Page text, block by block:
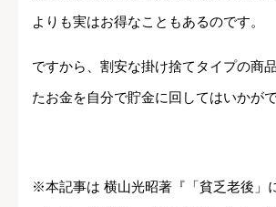
よりも実はお得なこともあるのです。
ですから、割安な掛け捨てタイプの商
たお金を自分で貯金に回してはいかがで
※本記事は 横山光昭著『「貧乏老後」